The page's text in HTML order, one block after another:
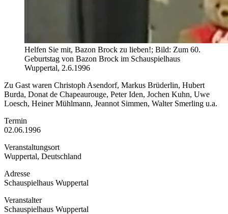
Helfen Sie mit, Bazon Brock zu lieben!; Bild: Zum 60.
Geburtstag von Bazon Brock im Schauspielhaus
Wuppertal, 2.6.1996
Zu Gast waren Christoph Asendorf, Markus Brüderlin, Hubert
Burda, Donat de Chapeaurouge, Peter Iden, Jochen Kuhn, Uwe
Loesch, Heiner Mühlmann, Jeannot Simmen, Walter Smerling u.a.
Termin
02.06.1996
Veranstaltungsort
Wuppertal, Deutschland
Adresse
Schauspielhaus Wuppertal
Veranstalter
Schauspielhaus Wuppertal